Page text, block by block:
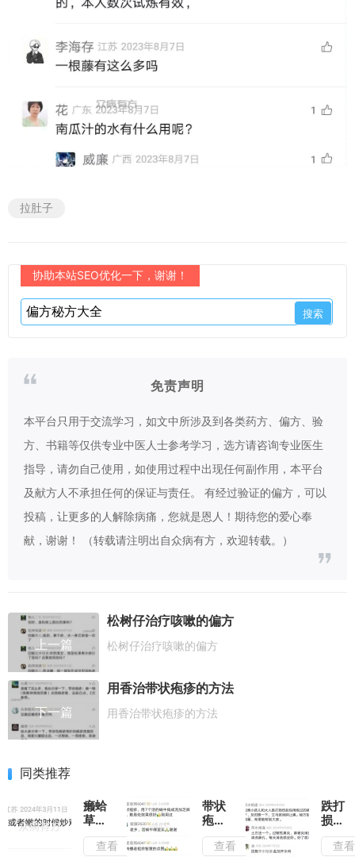
拉肚子
协助本站SEO优化一下，谢谢！
免责声明
本平台只用于交流学习，如文中所涉及到各类药方、偏方、验
方、书籍等仅供专业中医人士参考学习，选方请咨询专业医生
指导，请勿自己使用，如使用过程中出现任何副作用，本平台
及献方人不承担任何的保证与责任。 有经过验证的偏方，可以
投稿，让更多的人解除病痛，您就是恩人！期待您的爱心奉
献，谢谢！ （转载请注明出自众病有方，欢迎转载。）
上一篇
松树仔治疗咳嗽的偏方
松树仔治疗咳嗽的偏方
下一篇
用香治带状疱疹的方法
用香治带状疱疹的方法
同类推荐
癞蛤
草治
痔
疮，
查看
带状
疱疹
用蜗
牛治
查看
跌打
损伤
用猪
油效
查看